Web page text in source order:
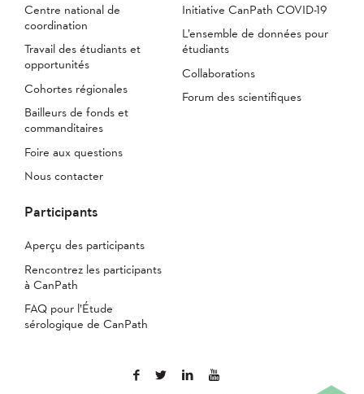
Centre national de
coordination
Travail des étudiants et
opportunités
Cohortes régionales
Bailleurs de fonds et
commanditaires
Foire aux questions
Nous contacter
Initiative CanPath COVID-19
L’ensemble de données pour
étudiants
Collaborations
Forum des scientifiques
Participants
Aperçu des participants
Rencontrez les participants
à CanPath
FAQ pour l’Étude
sérologique de CanPath